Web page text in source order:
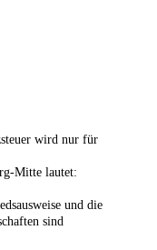
wird nur für
Mitte lautet:
und die
sind